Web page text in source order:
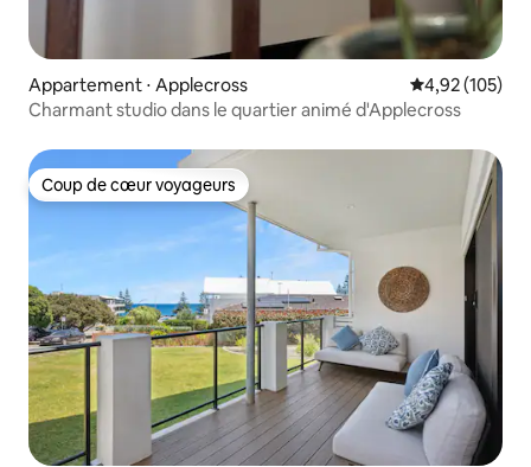
Appartement ⋅ Applecross Évaluation
4,92 (105)
Charmant studio dans le quartier animé d'Applecross
Coup de cœur voyageurs
Coup de cœur voyageurs